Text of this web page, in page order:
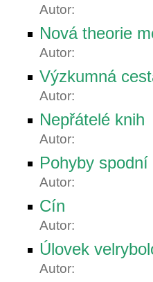
Autor:
Nová theorie
Autor:
Výzkumná
Autor:
Nepřátelé knih
Autor:
Pohyby spodní
Autor:
Cín
Autor:
Úlovek
Autor: